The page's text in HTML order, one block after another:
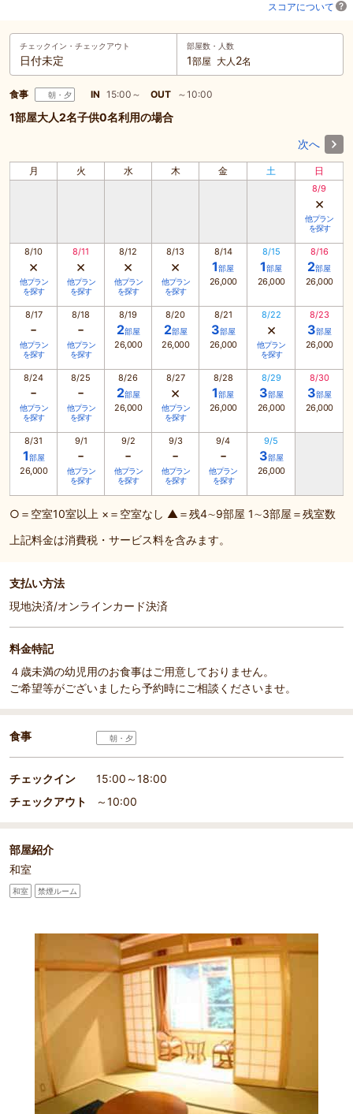
スコアについて
チェックイン・ チェックアウト
日付未定
部屋数・人数
1部屋 大人 2名
食事 朝・夕 IN 15:00～ OUT ～10:00
1部屋大人2名子供0名利用の場合
次へ
月 火 水 木 金 土 日
8/9
×
他プラン
を探す
8/10
×
他プラン
を探す
8/11
×
他プラン
を探す
8/12
×
他プラン
を探す
8/13
×
他プラン
を探す
8/14
1部屋
26,000
8/15
1部屋
26,000
8/16
2部屋
26,000
8/17
-
他プラン
を探す
8/18
-
他プラン
を探す
8/19
2部屋
26,000
8/20
2部屋
26,000
8/21
3部屋
26,000
8/22
×
他プラン
を探す
8/23
3部屋
26,000
8/24
-
他プラン
を探す
8/25
-
他プラン
を探す
8/26
2部屋
26,000
8/27
×
他プラン
を探す
8/28
1部屋
26,000
8/29
3部屋
26,000
8/30
3部屋
26,000
8/31
1部屋
26,000
9/1
-
他プラン
を探す
9/2
-
他プラン
を探す
9/3
-
他プラン
を探す
9/4
-
他プラン
を探す
9/5
3部屋
26,000
○＝空室10室以上 ×＝空室なし ▲＝残4∼9部屋 1∼3部屋＝残室数
上記料金は消費税・サービス料を含みます。
支払い方法
現地決済/オンラインカード決済
料金特記
４歳未満の幼児用のお食事はご用意しておりません。
ご希望等がございましたら予約時にご相談くださいませ。
食事 朝・夕
チェックイン
15:00～18:00
チェックアウト
～10:00
部屋紹介
和室
和室 禁煙ルーム